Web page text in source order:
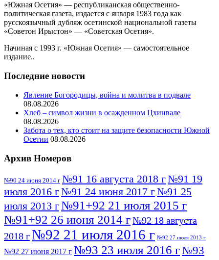
«Южная Осетия» — республиканская общественно-
политическая газета, издается с января 1983 года как
русскоязычный дубляж осетинской национальной газеты
«Советон Ирыстон» — «Советская Осетия».
Начиная с 1993 г. «Южная Осетия» — самостоятельное
издание..
Последние новости
Явление Богородицы, война и молитва в подвале
08.08.2026
Хлеб – символ жизни в осажденном Цхинвале
08.08.2026
Забота о тех, кто стоит на защите безопасности Южной
Осетии 08.08.2026
Архив Номеров
№90 24 июня 2014 г №91 16 августа 2018 г№91 19
июля 2016 г№91 24 июня 2017 г№91 25
июля 2013 г№91+92 21 июля 2015 г
№91+92 26 июня 2014 г№92 18 августа
2018 г№92 21 июля 2016 г №92 27 июля 2013 г
№92 27 июня 2017 г №93 23 июля 2016 г№93